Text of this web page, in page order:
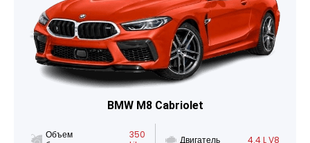
BMW M8 Cabriolet
Объем
350
Двигатель 4.4 L V8